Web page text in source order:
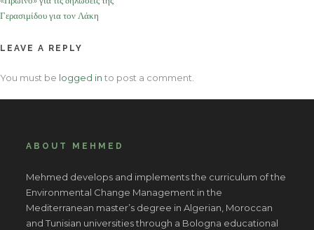
Γερασιμίδου για τον Λάκη
LEAVE A REPLY
You must be logged in to post a comment.
ABOUT MEHMED
Mehmed develops and implements the curriculum of the
Environmental Change Management in the
Mediterranean master’s degree in Algerian, Moroccan
and Tunisian universities through a Bologna educational